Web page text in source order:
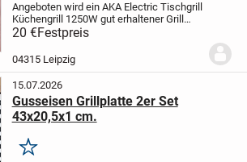
Angeboten wird ein AKA Electric Tischgrill
Küchengrill 1250W gut erhaltener Grill
inkl. Anschlusskabel, 2 Gitterroste, 1
Blech + Heber / aus Nachlass.
VEB Elektrogerätebau Mühlhausen DDR
20 €Festpreis
04315 Leipzig
15.07.2026
Gusseisen Grillplatte 2er Set
43x20,5x1 cm.
Merken